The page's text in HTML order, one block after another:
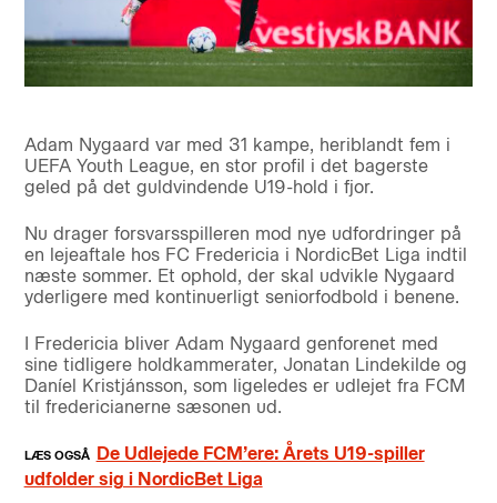
Adam Nygaard var med 31 kampe, heriblandt fem i
UEFA Youth League, en stor profil i det bagerste
geled på det guldvindende U19-hold i fjor.
Nu drager forsvarsspilleren mod nye udfordringer på
en lejeaftale hos FC Fredericia i NordicBet Liga indtil
næste sommer. Et ophold, der skal udvikle Nygaard
yderligere med kontinuerligt seniorfodbold i benene.
I Fredericia bliver Adam Nygaard genforenet med
sine tidligere holdkammerater, Jonatan Lindekilde og
Daníel Kristjánsson, som ligeledes er udlejet fra FCM
til fredericianerne sæsonen ud.
De Udlejede FCM’ere: Årets U19-spiller
udfolder sig i NordicBet Liga